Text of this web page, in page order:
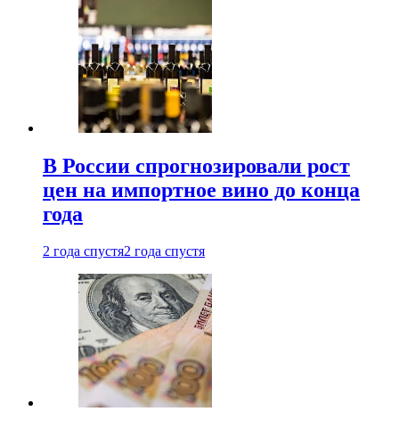
В России спрогнозировали рост
цен на импортное вино до конца
года
2 года спустя2 года спустя